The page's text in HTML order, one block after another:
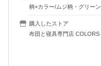
柄×カラー/ムジ柄・グリーン
購入したストア
布団と寝具専門店 COLORS